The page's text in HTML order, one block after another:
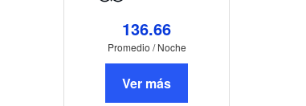
136.66
Promedio / Noche
Ver más